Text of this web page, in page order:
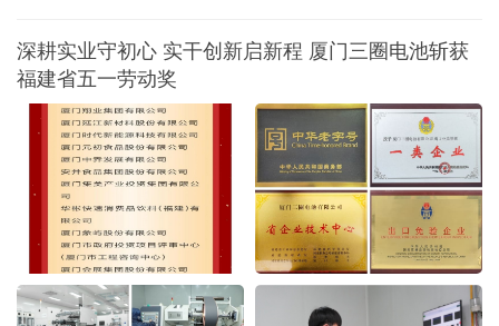
教育通讯
新消费 社会
中经时评
乡村振兴
中国开发区
宏观经济信息
环球资讯 投资要闻
中经专访
付费资讯
企业快讯 农业
财金要闻
家私•家电
经济视野 传承
汽车•房地产
财商人物
旅游新干线 安全生产
深山，打造代表辽宁地域特色的文旅伴手礼。
岫岩玉是辽宁标志性文化瑰宝，玉雕非遗技艺
承载着厚
深耕实业守初心 实干创新启新程 厦门三圈电池斩获
福建省五一劳动奖